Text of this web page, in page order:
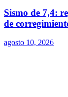
Sismo de 7,4:
de
agosto 10, 2026